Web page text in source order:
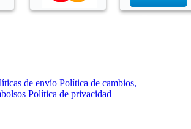
de envío Política de cambios,
Política de privacidad